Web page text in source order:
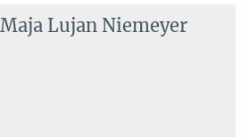
Maja Lujan Niemeyer